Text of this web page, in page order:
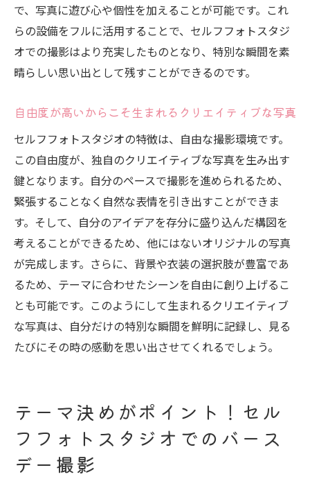
で、写真に遊び心や個性を加えることが可能です。これ
らの設備をフルに活用することで、セルフフォトスタジ
オでの撮影はより充実したものとなり、特別な瞬間を素
晴らしい思い出として残すことができるのです。
自由度が高いからこそ生まれるクリエイティブな写真
セルフフォトスタジオの特徴は、自由な撮影環境です。
この自由度が、独自のクリエイティブな写真を生み出す
鍵となります。自分のペースで撮影を進められるため、
緊張することなく自然な表情を引き出すことができま
す。そして、自分のアイデアを存分に盛り込んだ構図を
考えることができるため、他にはないオリジナルの写真
が完成します。さらに、背景や衣装の選択肢が豊富であ
るため、テーマに合わせたシーンを自由に創り上げるこ
とも可能です。このようにして生まれるクリエイティブ
な写真は、自分だけの特別な瞬間を鮮明に記録し、見る
たびにその時の感動を思い出させてくれるでしょう。
テーマ決めがポイント！セル
フフォトスタジオでのバース
デー撮影